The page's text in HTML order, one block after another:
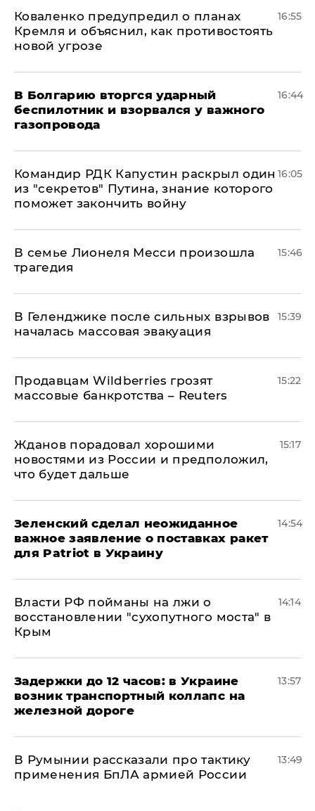
Коваленко предупредил о планах
Кремля и объяснил, как противостоять
новой угрозе
16:55
В Болгарию вторгся ударный
беспилотник и взорвался у важного
газопровода
16:44
Командир РДК Капустин раскрыл один
из "секретов" Путина, знание которого
поможет закончить войну
16:05
В семье Лионеля Месси произошла
трагедия
15:46
В Геленджике после сильных взрывов
началась массовая эвакуация
15:39
Продавцам Wildberries грозят
массовые банкротства – Reuters
15:22
Жданов порадовал хорошими
новостями из России и предположил,
что будет дальше
15:17
Зеленский сделал неожиданное
важное заявление о поставках ракет
для Patriot в Украину
14:54
Власти РФ пойманы на лжи о
восстановлении "сухопутного моста" в
Крым
14:14
Задержки до 12 часов: в Украине
возник транспортный коллапс на
железной дороге
13:57
В Румынии рассказали про тактику
применения БпЛА армией России
13:49